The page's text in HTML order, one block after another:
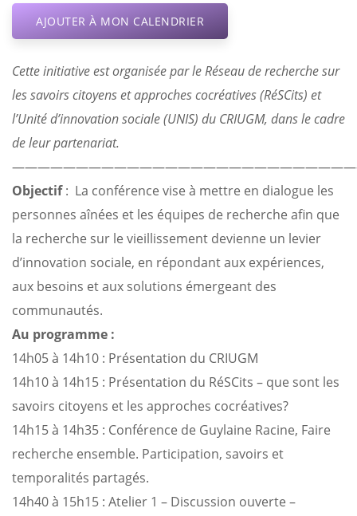
AJOUTER À MON CALENDRIER
Cette initiative est organisée par le Réseau de recherche sur
les savoirs citoyens et approches cocréatives (RéSCits) et
l’Unité d’innovation sociale (UNIS) du CRIUGM, dans le cadre
de leur partenariat.
Objectif: La conférence vise à mettre en dialogue les
personnes aînées et les équipes de recherche afin que
la recherche sur le vieillissement devienne un levier
d’innovation sociale, en répondant aux expériences,
aux besoins et aux solutions émergeant des
communautés.
Au programme :
14h05 à 14h10 : Présentation du CRIUGM
14h10 à 14h15 : Présentation du RéSCits – que sont les
savoirs citoyens et les approches cocréatives?
14h15 à 14h35 : Conférence de Guylaine Racine, Faire
recherche ensemble. Participation, savoirs et
temporalités partagés.
14h40 à 15h15 : Atelier 1 – Discussion ouverte –